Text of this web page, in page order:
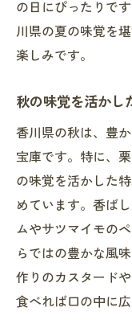
の日にぴったりで
川県の夏の味覚を
楽しみです。
秋の味覚を活かし
香川県の秋は、豊
宝庫です。特に、
の味覚を活かした
めています。香ば
ムやサツマイモの
らではの豊かな風
作りのカスタード
食べれば口の中に